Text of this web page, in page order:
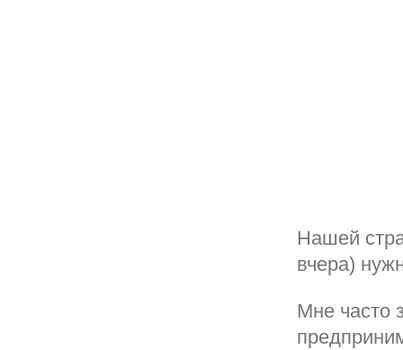
Нашей
вчера)
Мне часто